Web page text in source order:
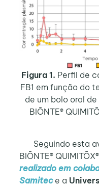
Figura 1. Perfil de
FB1 em função do
de um bolo oral
BIŌNTE®
Seguindo esta
BIŌNTE®
realizado em
Samitece a